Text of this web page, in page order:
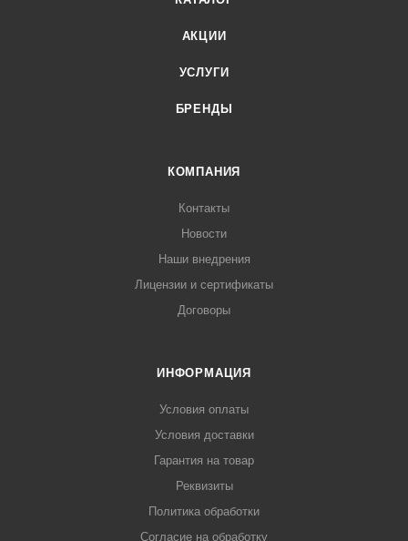
АКЦИИ
УСЛУГИ
БРЕНДЫ
КОМПАНИЯ
Контакты
Новости
Наши внедрения
Лицензии и сертификаты
Договоры
ИНФОРМАЦИЯ
Условия оплаты
Условия доставки
Гарантия на товар
Реквизиты
Политика обработки
Согласие на обработку